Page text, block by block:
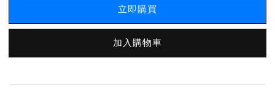
立即購買
加入購物車